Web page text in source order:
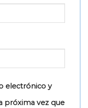
electrónico y
próxima vez que